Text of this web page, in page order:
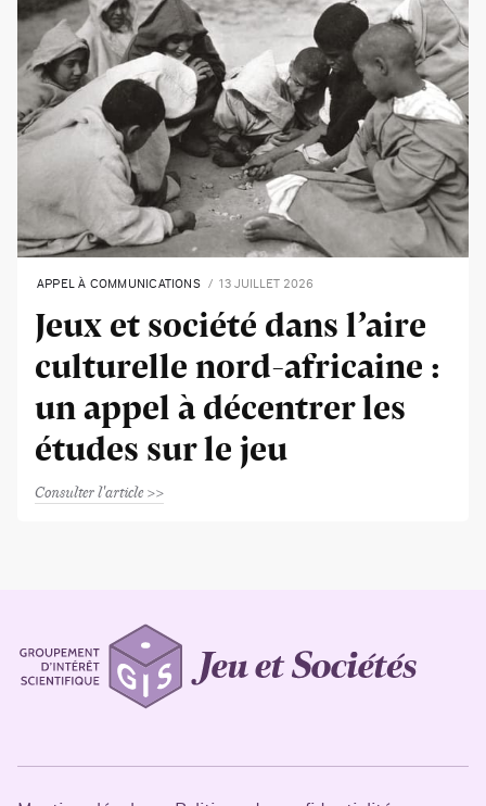
APPEL À COMMUNICATIONS 13 JUILLET 2026
Jeux et société dans l’aire
culturelle nord-africaine :
un appel à décentrer les
études sur le jeu
Consulter l'article